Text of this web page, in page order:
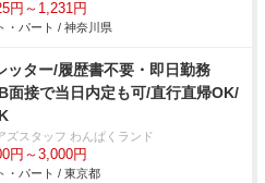
円～1,231円
・パート / 神奈川県
ッター/履歴書不要・即日勤務
面接で当日内定も可/直行直帰OK/
ズスタッフ わんぱくランド
円～3,000円
・パート / 東京都